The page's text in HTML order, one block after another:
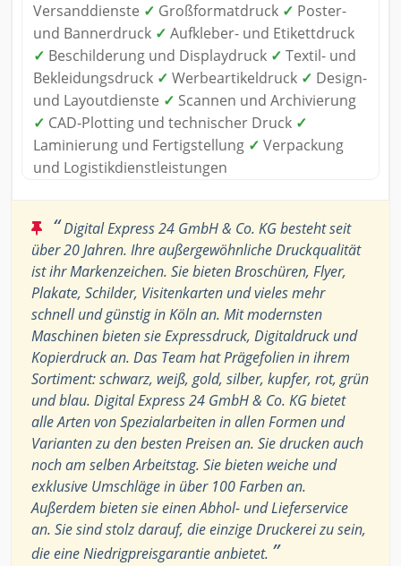
Versanddienste ✓ Großformatdruck ✓ Poster-
und Bannerdruck ✓ Aufkleber- und Etikettdruck
✓ Beschilderung und Displaydruck ✓ Textil- und
Bekleidungsdruck ✓ Werbeartikeldruck ✓ Design-
und Layoutdienste ✓ Scannen und Archivierung
✓ CAD-Plotting und technischer Druck ✓
Laminierung und Fertigstellung ✓ Verpackung
und Logistikdienstleistungen
“Digital Express 24 GmbH & Co. KG besteht seit
über 20 Jahren. Ihre außergewöhnliche Druckqualität
ist ihr Markenzeichen. Sie bieten Broschüren, Flyer,
Plakate, Schilder, Visitenkarten und vieles mehr
schnell und günstig in Köln an. Mit modernsten
Maschinen bieten sie Expressdruck, Digitaldruck und
Kopierdruck an. Das Team hat Prägefolien in ihrem
Sortiment: schwarz, weiß, gold, silber, kupfer, rot, grün
und blau. Digital Express 24 GmbH & Co. KG bietet
alle Arten von Spezialarbeiten in allen Formen und
Varianten zu den besten Preisen an. Sie drucken auch
noch am selben Arbeitstag. Sie bieten weiche und
exklusive Umschläge in über 100 Farben an.
Außerdem bieten sie einen Abhol- und Lieferservice
an. Sie sind stolz darauf, die einzige Druckerei zu sein,
die eine Niedrigpreisgarantie anbietet. ”